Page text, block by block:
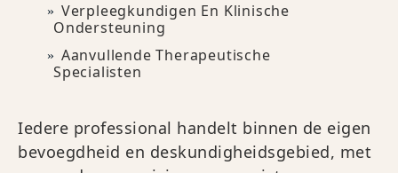
Verpleegkundigen En Klinische
Ondersteuning
Aanvullende Therapeutische
Specialisten
Iedere professional handelt binnen de eigen
bevoegdheid en deskundigheidsgebied, met